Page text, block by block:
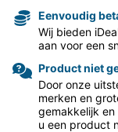
Eenvoudig
Wij bieden
aan voor een
Product niet
Door onze
merken en
gemakkelijk en
u een product